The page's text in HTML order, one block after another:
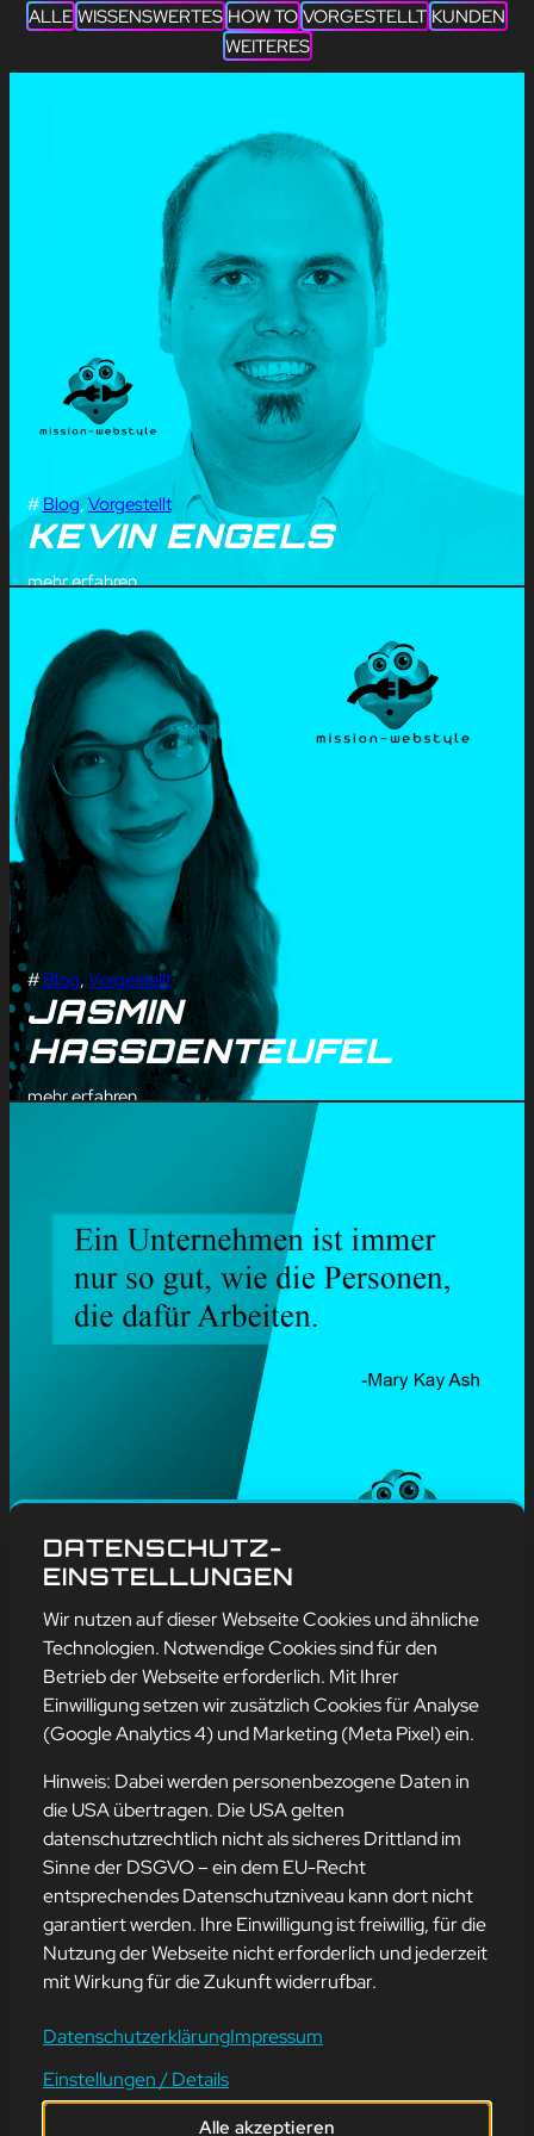
ALLE WISSENSWERTES HOW TO VORGESTELLT KUNDEN
WEITERES
# Blog, Vorgestellt
KEVIN ENGELS
mehr erfahren
# Blog, Vorgestellt
JASMIN
HASSDENTEUFEL
mehr erfahren
Blog, Vorgestellt
MITARBEITER
mehr erfahren
Adresse
mission-webstyle oHG
Bürgermeister-Regitz-Straße 40
66539 Neunkirchen
E-Mail:kontakt@mission-webstyle.de
Navigation
Webseitenerstellung
Webseite mieten
Webseiten Betreuung
Über Uns
Kontakt
Leistungen
DATENSCHUTZ-
EINSTELLUNGEN
Wir nutzen auf dieser Webseite Cookies und ähnliche
Technologien. Notwendige Cookies sind für den
Betrieb der Webseite erforderlich. Mit Ihrer
Einwilligung setzen wir zusätzlich Cookies für Analyse
(Google Analytics 4) und Marketing (Meta Pixel) ein.
Hinweis: Dabei werden personenbezogene Daten in
die USA übertragen. Die USA gelten
datenschutzrechtlich nicht als sicheres Drittland im
Sinne der DSGVO – ein dem EU-Recht
entsprechendes Datenschutzniveau kann dort nicht
garantiert werden. Ihre Einwilligung ist freiwillig, für die
Nutzung der Webseite nicht erforderlich und jederzeit
mit Wirkung für die Zukunft widerrufbar.
DatenschutzerklärungImpressum
Einstellungen / Details
Alle akzeptieren